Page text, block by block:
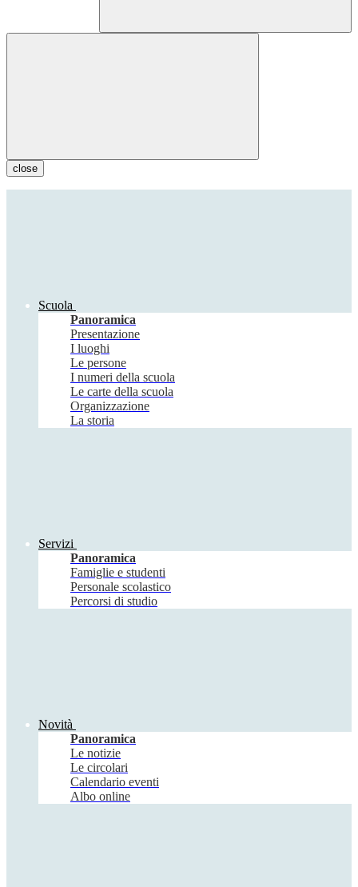
close
Scuola
Panoramica
Presentazione
I luoghi
Le persone
I numeri della scuola
Le carte della scuola
Organizzazione
La storia
Servizi
Panoramica
Famiglie e studenti
Personale scolastico
Percorsi di studio
Novità
Panoramica
Le notizie
Le circolari
Calendario eventi
Albo online